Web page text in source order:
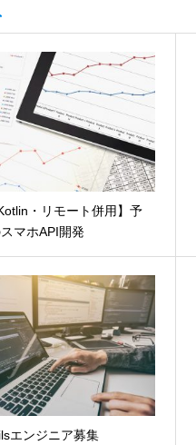
・リモート併用】予
マホAPI開発
エンジニア募集